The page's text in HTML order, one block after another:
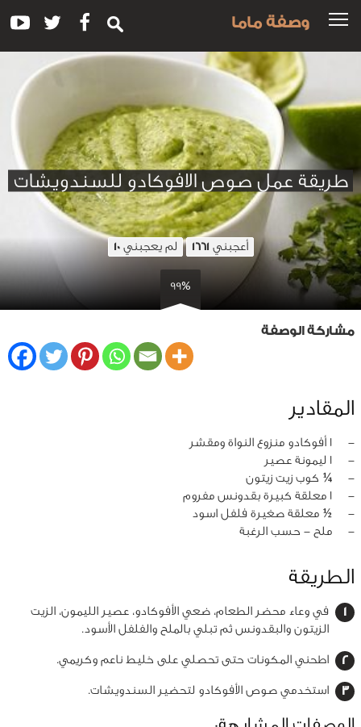
وصفة ماما
طريقة عمل صوص الافوكادو للسندويشات
أعجبني 1661 لم يعجبني10
99%
مشاركة الوصفة
المقادير
‏-
1 أفوكادو منزوع النواة ومقشر
‏-
1 ليمونة عصير
‏-
¼ كوب زيت زيتون
‏-
1 معلقة كبيرة بقدونس مفروم
‏-
½ معلقة صغيرة فلفل اسود
‏-
ملح - حسب الرغبة
الطريقة
في وعاء محضر الطعام، ضعي الأفوكادو، عصير الليمون، الزيت
الزيتون والبقدونس ثم تبلي بالملح والفلفل الأسود.
اطحني المكونات حتى تحصلي على خليط ناعم وكريمي.
استخدمي صوص الأفوكادو لتحضير السندويشات.